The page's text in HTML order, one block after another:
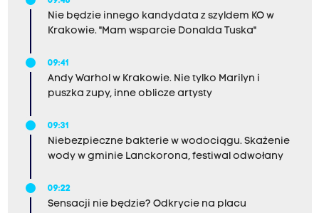
Nie będzie innego kandydata z szyldem KO w
Krakowie. "Mam wsparcie Donalda Tuska"
09:41
Andy Warhol w Krakowie. Nie tylko Marilyn i
puszka zupy, inne oblicze artysty
09:31
Niebezpieczne bakterie w wodociągu. Skażenie
wody w gminie Lanckorona, festiwal odwołany
09:22
Sensacji nie będzie? Odkrycie na placu